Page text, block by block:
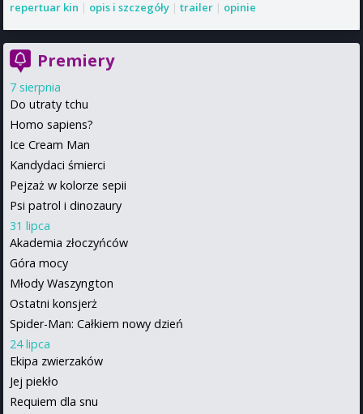
repertuar kin | opis i szczegóły | trailer | opinie
Premiery
7 sierpnia
Do utraty tchu
Homo sapiens?
Ice Cream Man
Kandydaci śmierci
Pejzaż w kolorze sepii
Psi patrol i dinozaury
31 lipca
Akademia złoczyńców
Góra mocy
Młody Waszyngton
Ostatni konsjerż
Spider-Man: Całkiem nowy dzień
24 lipca
Ekipa zwierzaków
Jej piekło
Requiem dla snu